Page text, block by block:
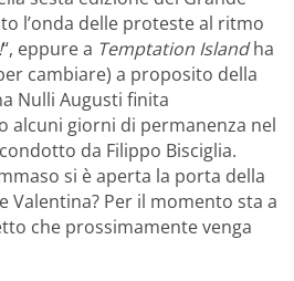
l’onda delle proteste al ritmo
“, eppure a Temptation Islandha
cambiare) a proposito della
Nulli Augusti finita
alcuni giorni di permanenza nel
da Filippo Bisciglia.
si è aperta la porta della
e Valentina? Per il momento sta a
che prossimamente venga